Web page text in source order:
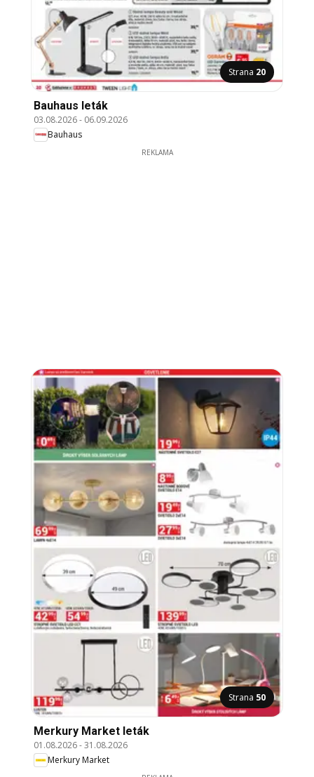
Strana 20
Bauhaus leták
03.08.2026- 06.09.2026
Bauhaus
REKLAMA
Strana 50
Merkury Market leták
01.08.2026-31.08.2026
Merkury Market